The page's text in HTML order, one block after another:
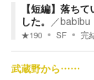
【短編】落ち
した。 ／babibu
★190 SF 完
武蔵野から……